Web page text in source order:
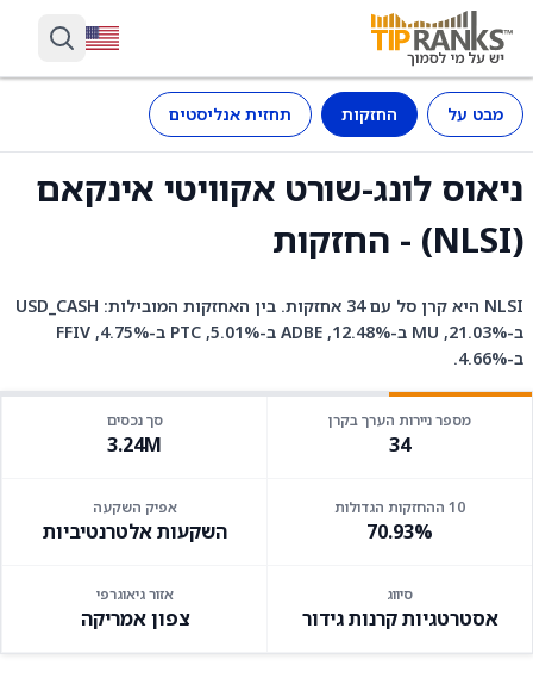
מבט על החזקות תחזית אנליסטים
ניאוס לונג-שורט אקוויטי אינקאם
(NLSI) - החזקות
NLSI היא קרן סל עם 34 אחזקות. בין האחזקות המובילות: USD_CASH
ב-21.03%, MU ב-12.48%, ADBE ב-5.01%, PTC ב-4.75%, FFIV
ב-4.66%.
מספר ניירות הערך בקרן
34
סך נכסים
3.24M
10 ההחזקות הגדולות
70.93%
אפיק השקעה
השקעות אלטרנטיביות
סיווג
אסטרטגיות קרנות גידור
אזור גיאוגרפי
צפון אמריקה